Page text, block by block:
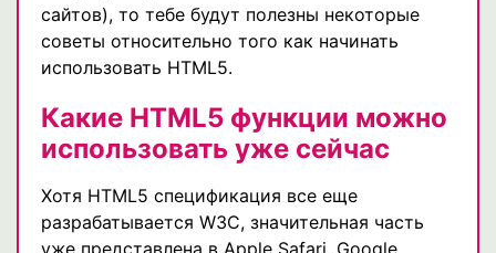
сайтов), то тебе будут полезны некоторые
советы относительно того как начинать
использовать HTML5.
Какие HTML5 функции можно
использовать уже сейчас
Хотя HTML5 спецификация все еще
разрабатывается W3C, значительная часть
уже представлена в Apple Safari, Google